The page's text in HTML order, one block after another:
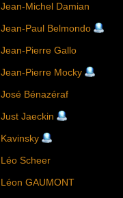
Jean-Michel Damian
Jean-Paul Belmondo
Jean-Pierre Gallo
Jean-Pierre Mocky
José Bénazéraf
Just Jaeckin
Kavinsky
Léo Scheer
Léon GAUMONT